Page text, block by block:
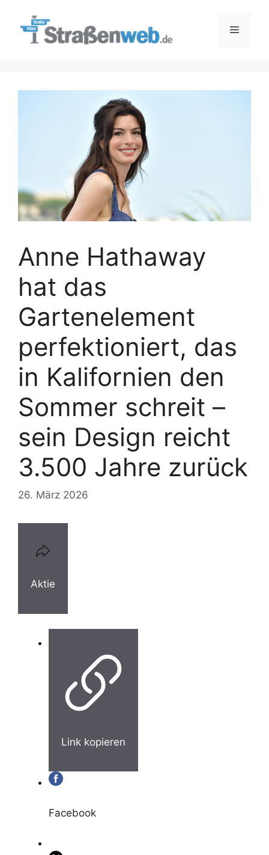
Menü
Anne Hathaway
hat das
Gartenelement
perfektioniert, das
in Kalifornien den
Sommer schreit –
sein Design reicht
3.500 Jahre zurück
26. März 2026
Aktie
Link kopieren
Facebook